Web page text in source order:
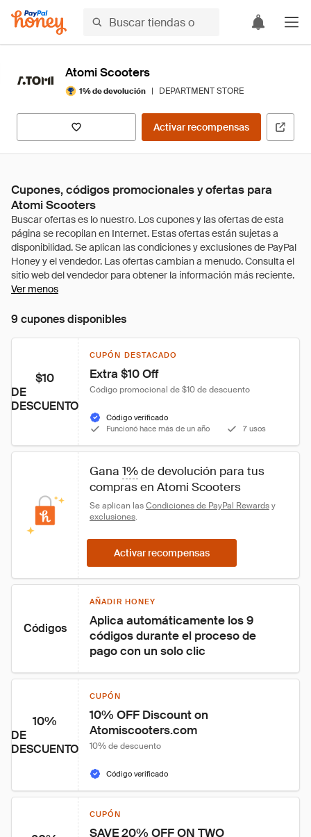
Atomi Scooters
1% de devolución | DEPARTMENT STORE
Activar recompensas
Cupones, códigos promocionales y ofertas para
Atomi Scooters
Ver menos
9 cupones disponibles
$10
DE
DESCUENTO
CUPÓN DESTACADO
Extra $10 Off
Código promocional de $10 de descuento
Código verificado
Funcionó hace más de un año
7 usos
Gana 1% de devolución para tus
compras en Atomi Scooters
Se aplican las Condiciones de PayPal Rewards y
exclusiones.
Activar recompensas
Códigos
AÑADIR HONEY
Aplica automáticamente los 9
códigos durante el proceso de
pago con un solo clic
10%
DE
DESCUENTO
CUPÓN
10% OFF Discount on
Atomiscooters.com
10% de descuento
Código verificado
CUPÓN
SAVE 20% OFF ON TWO